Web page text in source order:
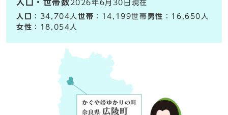
人口・世帯数 2026年6月30日現在
人口
：34,704人世帯 ：14,199世帯男性 ：16,650人
女性 ：18,054人